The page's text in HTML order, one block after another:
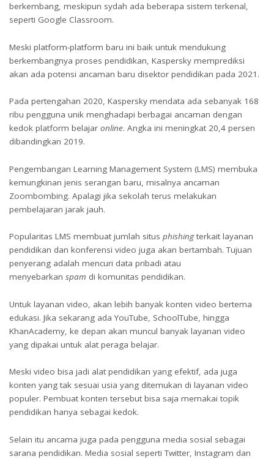
berkembang, meskipun sydah ada beberapa sistem terkenal,
seperti Google Classroom.
Meski platform-platform baru ini baik untuk mendukung
berkembangnya proses pendidikan, Kaspersky memprediksi
akan ada potensi ancaman baru disektor pendidikan pada 2021.
Pada pertengahan 2020, Kaspersky mendata ada sebanyak 168
ribu pengguna unik menghadapi berbagai ancaman dengan
kedok platform belajar online. Angka ini meningkat 20,4 persen
dibandingkan 2019.
Pengembangan Learning Management System (LMS) membuka
kemungkinan jenis serangan baru, misalnya ancaman
Zoombombing. Apalagi jika sekolah terus melakukan
pembelajaran jarak jauh.
Popularitas LMS membuat jumlah situs phishingterkait layanan
pendidikan dan konferensi video juga akan bertambah. Tujuan
penyerang adalah mencuri data pribadi atau
menyebarkan spam di komunitas pendidikan.
Untuk layanan video, akan lebih banyak konten video bertema
edukasi. Jika sekarang ada YouTube, SchoolTube, hingga
KhanAcademy, ke depan akan muncul banyak layanan video
yang dipakai untuk alat peraga belajar.
Meski video bisa jadi alat pendidikan yang efektif, ada juga
konten yang tak sesuai usia yang ditemukan di layanan video
populer. Pembuat konten tersebut bisa saja memakai topik
pendidikan hanya sebagai kedok.
Selain itu ancama juga pada pengguna media sosial sebagai
sarana pendidikan. Media sosial seperti Twitter, Instagram dan